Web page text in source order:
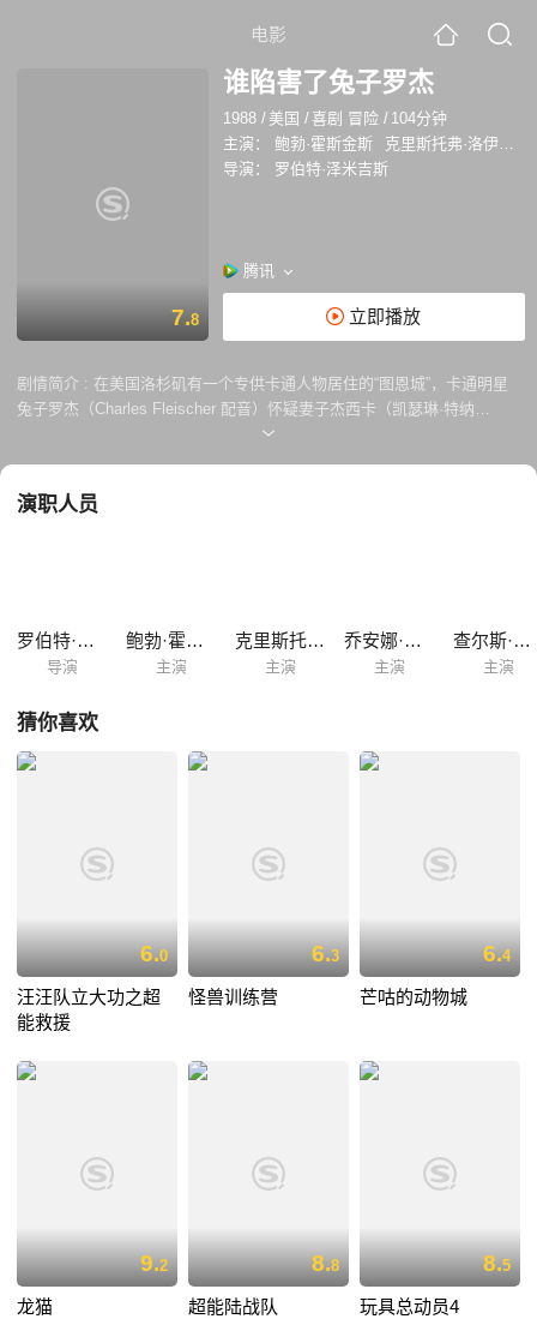
电影
7.8
谁陷害了兔子罗杰
1988 / 美国 /喜剧 冒险 / 104分钟
主演：
鲍勃·霍斯金斯 克里斯托弗·洛伊德
导演：
罗伯特·泽米吉斯
腾讯
立即播放
剧情简介 : 在美国洛杉矶有一个专供卡通人物居住的“图恩城”，卡通明星
兔子罗杰（Charles Fleischer 配音）怀疑妻子杰西卡（凯瑟琳·特纳
Kathleen Turner 配音）有外遇，拍戏时常常走神，遭到他的搭档娃娃哈
定决心，斩断情缘，专心投入卡通系列片的拍摄。埃迪因自己的弟弟特迪
人和动画相结合的影片。
演职人员
罗伯特·泽米吉斯
导演
鲍勃·霍斯金斯
主演
克里斯托弗·洛伊德
主演
乔安娜·卡西迪
主演
查尔斯·弗莱舍
主演
猜你喜欢
6.0
汪汪队立大功之超
能救援
6.3
怪兽训练营
6.4
芒咕的动物城
9.2
龙猫
8.8
超能陆战队
8.5
玩具总动员4